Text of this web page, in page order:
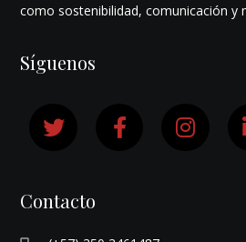
como sostenibilidad, comunicación y
Síguenos
Contacto